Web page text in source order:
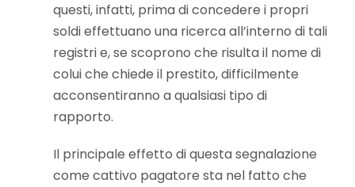
questi, infatti, prima di concedere i propri
soldi effettuano una ricerca all’interno di tali
registri e, se scoprono che risulta il nome di
colui che chiede il prestito, difficilmente
acconsentiranno a qualsiasi tipo di
rapporto.
Il principale effetto di questa segnalazione
come cattivo pagatore sta nel fatto che